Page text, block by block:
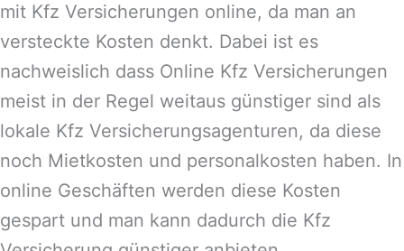
mit Kfz Versicherungen online, da man an
versteckte Kosten denkt. Dabei ist es
nachweislich dass Online Kfz Versicherungen
meist in der Regel weitaus günstiger sind als
lokale Kfz Versicherungsagenturen, da diese
noch Mietkosten und personalkosten haben. In
online Geschäften werden diese Kosten
gespart und man kann dadurch die Kfz